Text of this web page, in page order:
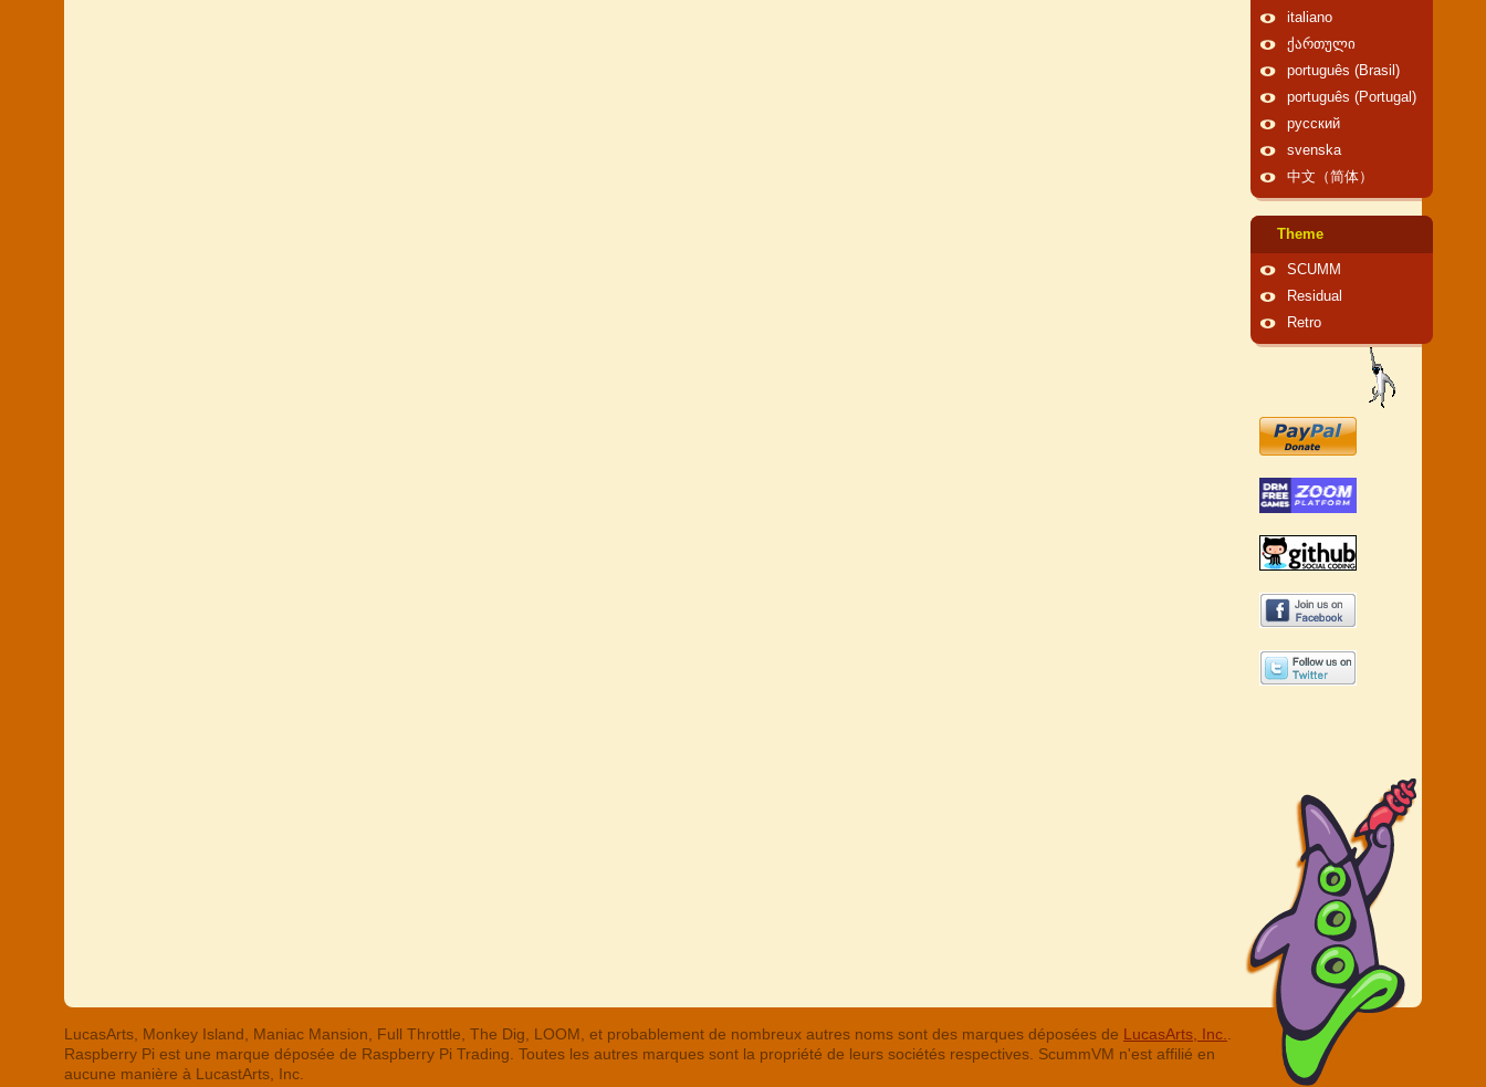
italiano
ქართული
português (Brasil)
português (Portugal)
русский
svenska
中文（简体）
Theme
SCUMM
Residual
Retro
LucasArts, Monkey Island, Maniac Mansion, Full Throttle, The Dig, LOOM, et probablement de nombreux autres noms sont des marques déposées de LucasArts, Inc.
Raspberry Pi est une marque déposée de Raspberry Pi Trading. Toutes les autres marques sont la propriété de leurs sociétés respectives. ScummVM n'est affilié en
aucune manière à LucastArts, Inc.